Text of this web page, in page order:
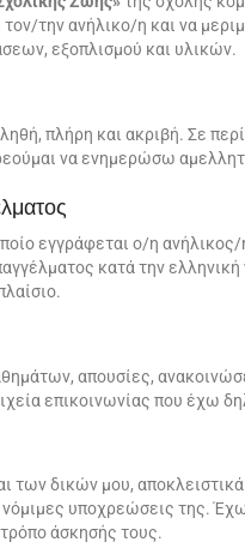
την ανήλικο/η και να
εξοπλισμού και υλικών.
πλήρη και ακριβή. Σε
να ενημερώσω
εγγράφεται ο/η ανήλικος/
κατά την
απουσίες,
επικοινωνίας που έχω
δικών μου,
υποχρεώσεις της.
άσκησής τους.